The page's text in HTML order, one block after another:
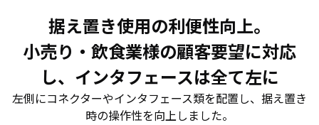
据え置き使用の利便性向上。
小売り・飲食業様の顧客要望に対応
し、インタフェースは全て左に
左側にコネクターやインタフェース類を配置し、据え置き
時の操作性を向上しました。